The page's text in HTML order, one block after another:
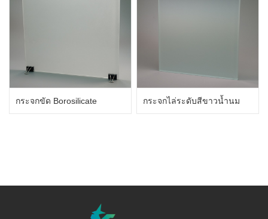
กระจกขัด Borosilicate กระจกไล่ระดับสีขาวน้ำนม